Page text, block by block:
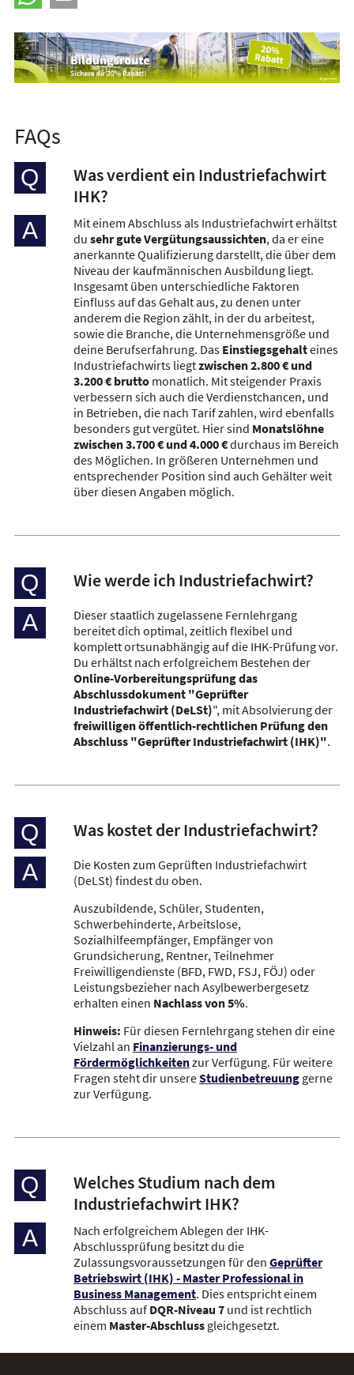
FAQs
Q
Was verdient ein Industriefachwirt
IHK?
A
Mit einem Abschluss als Industriefachwirt erhältst
du sehr gute Vergütungsaussichten, da er eine
anerkannte Qualifizierung darstellt, die über dem
Niveau der kaufmännischen Ausbildung liegt.
Insgesamt üben unterschiedliche Faktoren
Einfluss auf das Gehalt aus, zu denen unter
anderem die Region zählt, in der du arbeitest,
sowie die Branche, die Unternehmensgröße und
deine Berufserfahrung. Das Einstiegsgehalteines
Industriefachwirts liegtzwischen 2.800 € und
3.200 € bruttomonatlich. Mit steigender Praxis
verbessern sich auch die Verdienstchancen, und
in Betrieben, die nach Tarif zahlen, wird ebenfalls
besonders gut vergütet. Hier sind Monatslöhne
zwischen 3.700 € und 4.000 €durchaus im Bereich
des Möglichen. In größeren Unternehmen und
entsprechender Position sind auch Gehälter weit
über diesen Angaben möglich.
Q Wie werde ich Industriefachwirt?
A
Dieser staatlich zugelassene Fernlehrgang
bereitet dich optimal, zeitlich flexibel und
komplett ortsunabhängig auf die IHK-Prüfung vor.
Du erhältst nach erfolgreichem Bestehen der
Online-Vorbereitungsprüfung das
Abschlussdokument "Geprüfter
Industriefachwirt (DeLSt)", mit Absolvierung der
freiwilligen öffentlich-rechtlichen Prüfung den
Abschluss "Geprüfter Industriefachwirt (IHK)".
Q Was kostet der Industriefachwirt?
A
Die Kosten zum Geprüften Industriefachwirt
(DeLSt) findest du oben.
Auszubildende, Schüler, Studenten,
Schwerbehinderte, Arbeitslose,
Sozialhilfeempfänger, Empfänger von
Grundsicherung, Rentner, Teilnehmer
Freiwilligendienste (BFD, FWD, FSJ, FÖJ) oder
Leistungsbezieher nach Asylbewerbergesetz
erhalten einen Nachlass von 5%.
Hinweis: Für diesen Fernlehrgang stehen dir eine
Vielzahl an Finanzierungs- und
Fördermöglichkeitenzur Verfügung. Für weitere
Fragen steht dir unsereStudienbetreuunggerne
zur Verfügung.
Q
Welches Studium nach dem
Industriefachwirt IHK?
A
Nach erfolgreichem Ablegen der IHK-
Abschlussprüfung besitzt du die
Zulassungsvoraussetzungen für den Geprüfter
Betriebswirt (IHK) - Master Professional in
Business Management. Dies entspricht einem
Abschluss auf DQR-Niveau 7und ist rechtlich
einem Master-Abschlussgleichgesetzt.